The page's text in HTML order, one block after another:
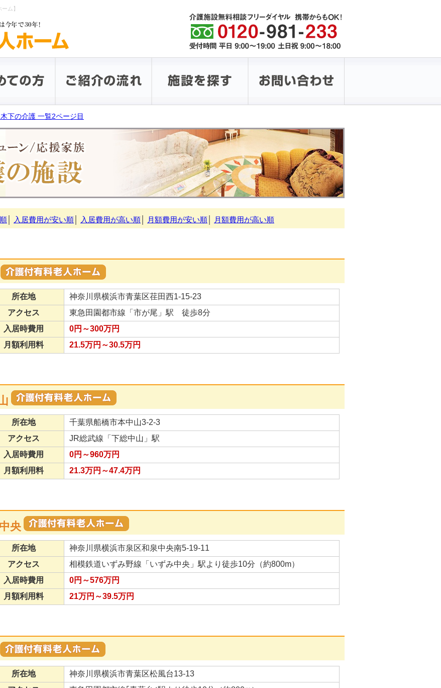
ム】
下の介護 一覧2ページ目
入居費用が安い順 入居費用が高い順 月額費用が安い順 月額費用が高い順
所在地
神奈川県横浜市青葉区荏田西1-15-23
アクセス
東急田園都市線「市が尾」駅 徒歩8分
入居時費用
0円～300万円
月額利用料
21.5万円～30.5万円
所在地
千葉県船橋市本中山3-2-3
アクセス
JR総武線「下総中山」駅
入居時費用
0円～960万円
月額利用料
21.3万円～47.4万円
央
所在地
神奈川県横浜市泉区和泉中央南5-19-11
アクセス
相模鉄道いずみ野線「いずみ中央」駅より徒歩10分（約800m）
入居時費用
0円～576万円
月額利用料
21万円～39.5万円
所在地
神奈川県横浜市青葉区松風台13-13